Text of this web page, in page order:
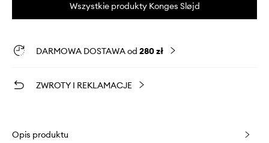
Wszystkie produkty Konges Sløjd
DARMOWA DOSTAWA od 280 zł
ZWROTY I REKLAMACJE
Opis produktu